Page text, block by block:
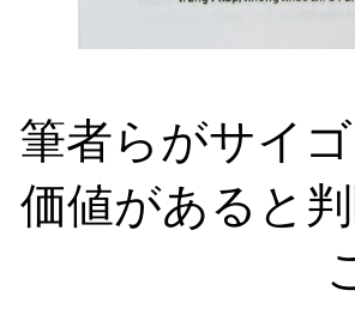
筆者らがサイ
価値があると